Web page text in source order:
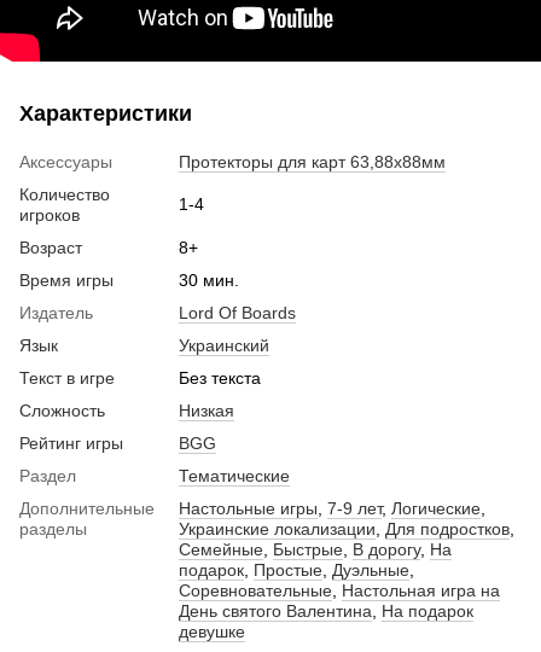
Характеристики
Аксессуары
Протекторы для карт 63,88х88мм
Количество
игроков
1-4
Возраст
8+
Время игры
30 мин.
Издатель
Lord Of Boards
Язык
Украинский
Текст в игре
Без текста
Сложность
Низкая
Рейтинг игры
BGG
Раздел
Тематические
Дополнительные
разделы
Настольные игры 7-9 лет, Логические
Украинские локализации
Для подростков
Семейные Быстрые В дорогу, На
подарок Простые Дуэльные
Соревновательные Настольная игра на
День святого Валентина
На подарок
девушке